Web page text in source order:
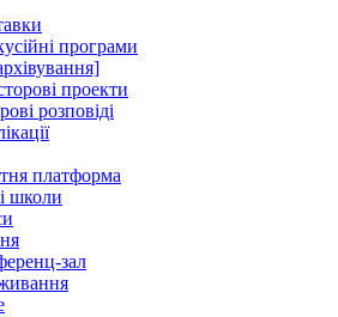
програми
проекти
розповіді
платформа
школи
зал